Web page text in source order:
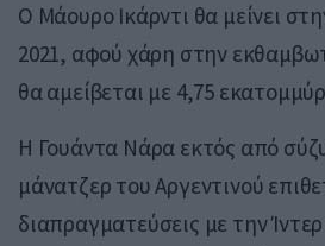
​Ο Μάουρο Ικάρντι θα μείνει
2021, αφού χάρ η σ τη ν
θα αμείβεται με 4,75
Η Γουάντα Νάρα εκτός από
μάνατζερ του Αργεντινού
διαπραγματεύσεις με την